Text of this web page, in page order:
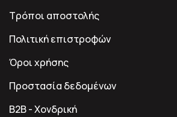
Τρόποι αποστολής
Πολιτική επιστροφών
Όροι χρήσης
Προστασία δεδομένων
B2B - Χονδρική